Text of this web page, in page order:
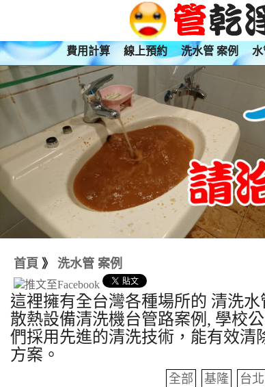
費用計算 線上預約 洗水管 案例
首頁 》 洗水管 案例
這裡擁有全台灣各種場所的 清洗
散熱設備清洗機台管路案例, 學校
們採用先進的清洗技術，能有效
方案。
全部 基隆 台北